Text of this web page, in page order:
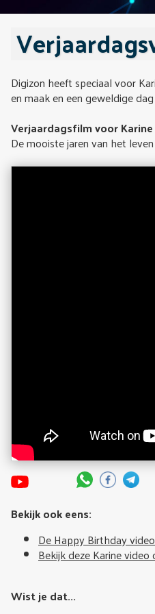
Digizon heeft speciaal voor
en maak en een geweldige
Verjaardagsfilm voor Karine
De mooiste jaren van het
Bekijk ook eens:
De Happy Birthday
Bekijk deze Karine video
Wist je dat...